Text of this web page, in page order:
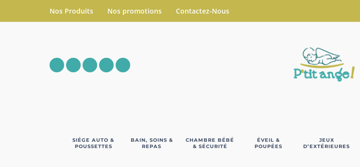
Nos Produits Nos promotions Contactez-Nous
SIÉGE AUTO &
POUSSETTES
BAIN, SOINS &
REPAS
CHAMBRE BÉBÉ
& SÉCURITÉ
ÉVEIL &
POUPÉES
JEUX
D’EXTÉRIEURES